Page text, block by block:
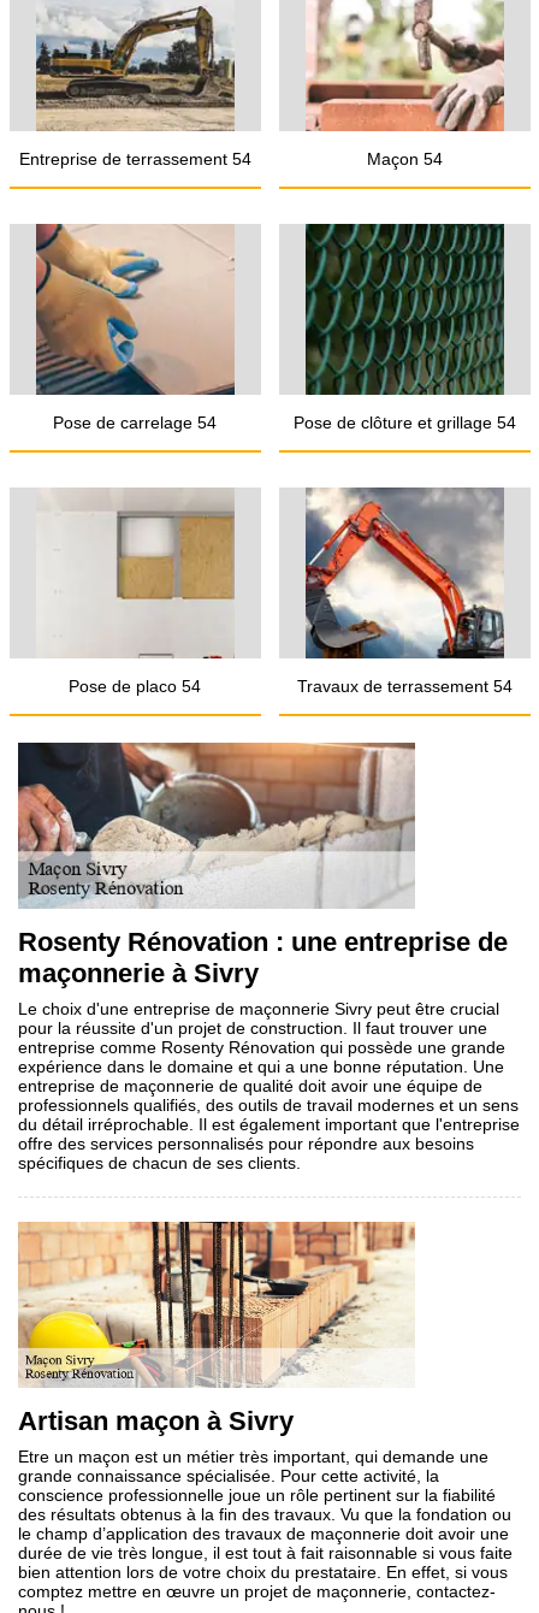
Entreprise de terrassement 54 Maçon 54
Pose de carrelage 54 Pose de clôture et grillage 54
Pose de placo 54 Travaux de terrassement 54
Rosenty Rénovation : une entreprise de
maçonnerie à Sivry
Le choix d'une entreprise de maçonnerie Sivry peut être crucial
pour la réussite d'un projet de construction. Il faut trouver une
entreprise comme Rosenty Rénovation qui possède une grande
expérience dans le domaine et qui a une bonne réputation. Une
entreprise de maçonnerie de qualité doit avoir une équipe de
professionnels qualifiés, des outils de travail modernes et un sens
du détail irréprochable. Il est également important que l'entreprise
offre des services personnalisés pour répondre aux besoins
spécifiques de chacun de ses clients.
Artisan maçon à Sivry
Etre un maçon est un métier très important, qui demande une
grande connaissance spécialisée. Pour cette activité, la
conscience professionnelle joue un rôle pertinent sur la fiabilité
des résultats obtenus à la fin des travaux. Vu que la fondation ou
le champ d’application des travaux de maçonnerie doit avoir une
durée de vie très longue, il est tout à fait raisonnable si vous faite
bien attention lors de votre choix du prestataire. En effet, si vous
comptez mettre en œuvre un projet de maçonnerie, contactez-